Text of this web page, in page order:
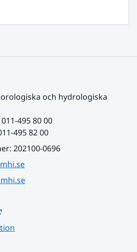
och hydrologiska
495 80 00
495 82 00
202100-0696